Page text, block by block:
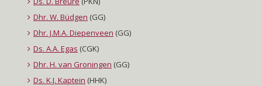
Dhr. W. Büdgen (GG)
Dhr. J.M.A. Diepenveen (GG)
Ds. A.A. Egas (CGK)
Dhr. H. van Groningen (GG)
Ds. K.J. Kaptein (HHK)